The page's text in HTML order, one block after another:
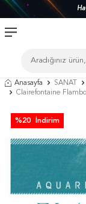
Anasayfa SANAT
Clairefontaine
%20İndirim